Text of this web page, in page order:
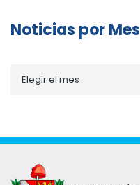
Noticias por Mes
porElegir el mes